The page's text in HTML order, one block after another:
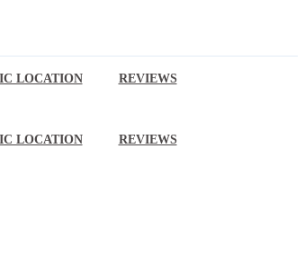
LOCATION REVIEWS
LOCATION REVIEWS